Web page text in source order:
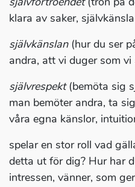
klara av saker,
självkänslan(hur du ser
andra, att vi duger som vi
självrespekt(bemöta sig
man bemöter andra, ta
våra egna känslor,
spelar en stor roll vad
detta ut för dig? Hur har
intressen, vänner, som